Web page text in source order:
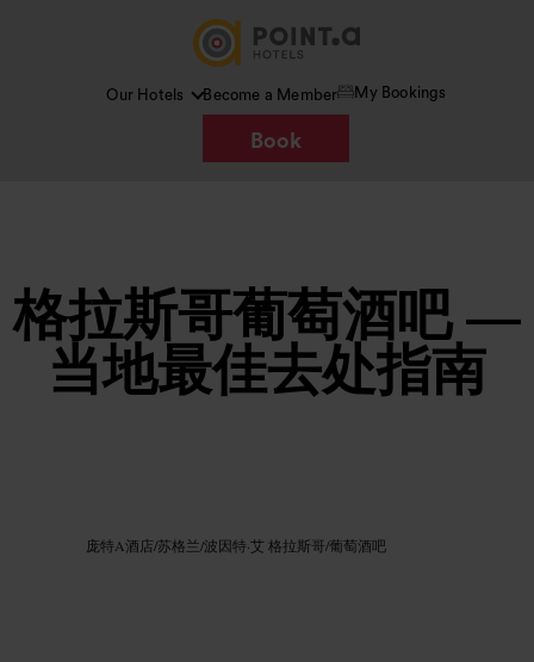
Our Hotels Become a Member My Bookings
Book
格拉斯哥葡萄酒吧 —
当地最佳去处指南
庞特A酒店/苏格兰/波因特·艾 格拉斯哥/葡萄酒吧